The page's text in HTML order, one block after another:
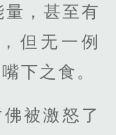
，甚至有
但无一例
下之食。
被激怒了